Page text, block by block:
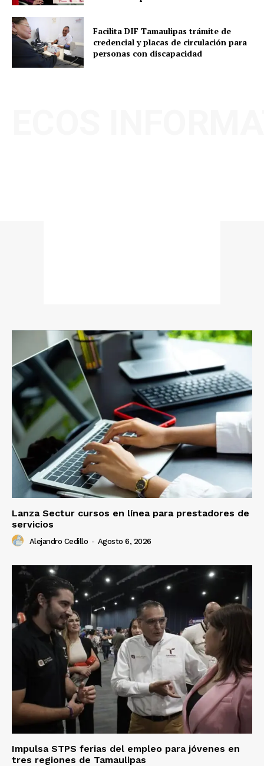
Facilita DIF Tamaulipas trámite de
credencial y placas de circulación para
personas con discapacidad
Lanza Sectur cursos en línea para prestadores de
servicios
Alejandro Cedillo - Agosto 6, 2026
Impulsa STPS ferias del empleo para jóvenes en
tres regiones de Tamaulipas